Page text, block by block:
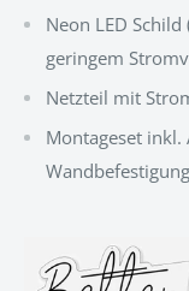
Neon LED Schild
geringem
Netzteil mit
Montageset
Wandbefestigung